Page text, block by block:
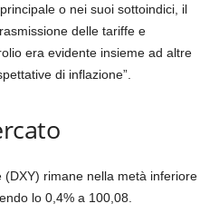
o nei suoi sottoindici, il
delle tariffe e
era evidente insieme ad altre
di inflazione”.
(DXY) rimane nella metà inferiore
lo 0,4% a 100,08.